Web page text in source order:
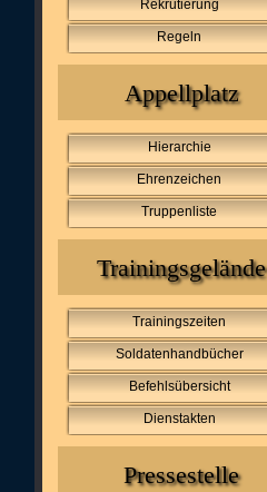
Rekrutierung
Regeln
Appellplatz
Hierarchie
Ehrenzeichen
Truppenliste
Trainingsgelände
Trainingszeiten
Soldatenhandbücher
Befehlsübersicht
Dienstakten
Pressestelle